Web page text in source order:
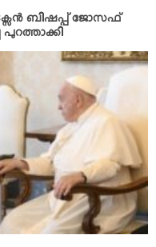
ബിഷപ്പ് ജോസഫ്
പുറത്താക്കി